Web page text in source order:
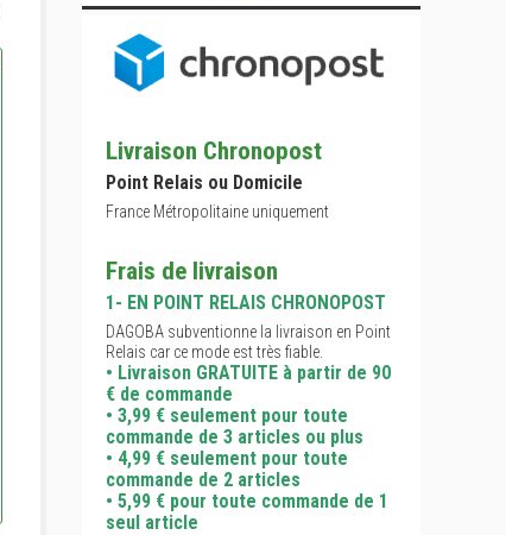
Livraison Chronopost
Point Relais ou Domicile
France Métropolitaine uniquement
Frais de livraison
1- EN POINT RELAIS CHRONOPOST
DAGOBA subventionne la livraison en Point
Relais car ce mode est très fiable.
• Livraison GRATUITE à partir de 90
€ de commande
• 3,99 € seulement pour toute
commande de 3 articles ou plus
• 4,99 € seulement pour toute
commande de 2 articles
• 5,99 € pour toute commande de 1
seul article